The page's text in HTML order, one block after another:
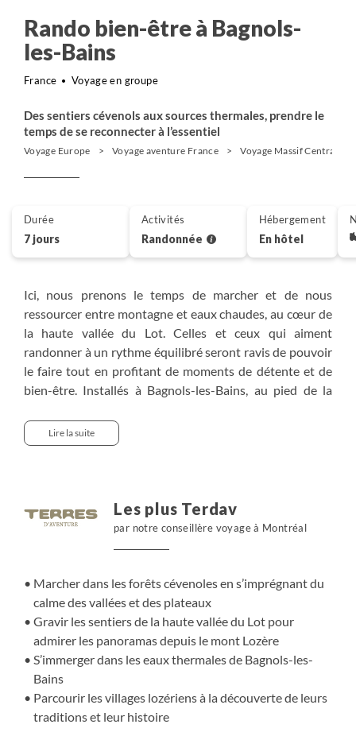
Rando bien-être à Bagnols-
les-Bains
France Voyage en groupe
Des sentiers cévenols aux sources thermales, prendre le
temps de se reconnecter à l’essentiel
Voyage Europe Voyage aventure France Voyage Massif Central
Ici, nous prenons le temps de marcher et de nous
ressourcer entre montagne et eaux chaudes, au cœur de
la haute vallée du Lot. Celles et ceux qui aiment
randonner à un rythme équilibré seront ravis de pouvoir
le faire tout en profitant de moments de détente et de
bien-être. Installés à Bagnols-les-Bains, au pied de la
dans un territoire protégé par le Parc national des
Cévennes. Les matinées et les fins d’après-midi après la
reste du temps, nous partons à pied explorer les
paysages lozériens, entre forêts, plateaux et vallées, à la
Lire la suite
Les plus Terdav
par notre conseillère voyage à Montréal
Marcher dans les forêts cévenoles en s’imprégnant du
calme des vallées et des plateaux
Gravir les sentiers de la haute vallée du Lot pour
admirer les panoramas depuis le mont Lozère
S’immerger dans les eaux thermales de Bagnols-les-
Bains
Parcourir les villages lozériens à la découverte de leurs
traditions et leur histoire
Durée
7 jours
Activités
Randonnée
Hébergement
En hôtel